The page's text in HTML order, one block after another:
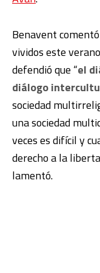
Benavent
vividos este
defendió que “el
diálogo
sociedad
una sociedad
veces es difícil y
derecho a la
lamentó.